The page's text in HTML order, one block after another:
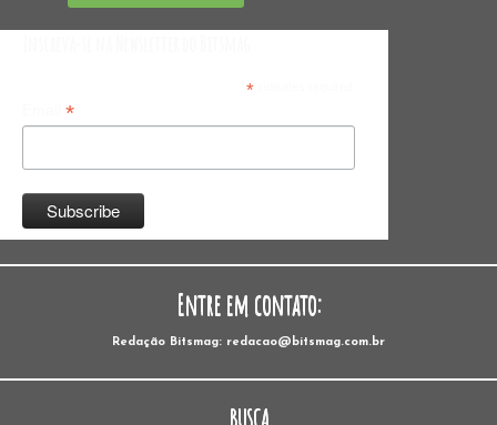
*indicates required
*
Entre em contato:
Redação Bitsmag: redacao@bitsmag.com.br
BUSCA